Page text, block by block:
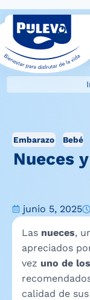
Embarazo Bebé
Nueces
junio 5, 2025
Las nueces,
apreciados
vez uno de
calidad de